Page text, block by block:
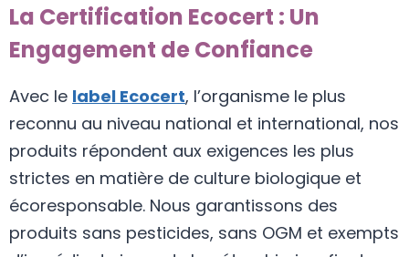
La Certification Ecocert : Un
Engagement de Confiance
Avec le label Ecocert, l’organisme le plus
reconnu au niveau national et international, nos
produits répondent aux exigences les plus
strictes en matière de culture biologique et
écoresponsable. Nous garantissons des
produits sans pesticides, sans OGM et exempts